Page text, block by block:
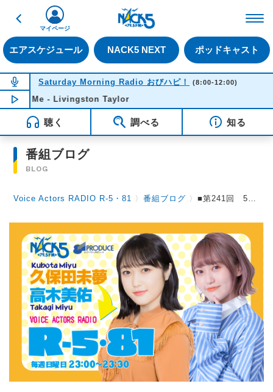
戻る
エアスケジュール NACK5 NEXT ポッドキャスト
マイページ
NOW ON AIR
Saturday Morning Radio おびハピ！ (8:00-12:00)
NOW PLAYING08:21
Me - Livingston Taylor
聴く 調べる 知る
番組ブログ
BLOG
Voice Actors RADIO R-5・81 〉番組ブログ 〉■第241回 5月19日放送。●今日は、通常回。ふつおたをたくさんご紹介します。